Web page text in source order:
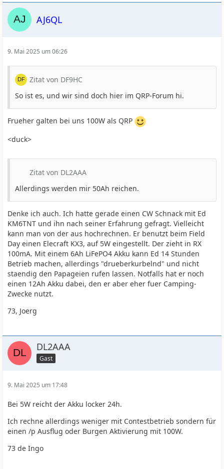
AJ6QL
9. Mai 2025 um 06:26
Zitat von DF9HC
So ist es, und wir sind doch hier im QRP-Forum hi.
Frueher galten bei uns 100W als QRP
<duck>
Zitat von DL2AAA
Allerdings werden mir 50Ah reichen.
Denke ich auch. Ich hatte gerade einen CW Schnack mit Ed
KM6TNT und ihn nach seiner Erfahrung gefragt. Vielleicht
kann man von der aus hochrechnen. Er benutzt beim Field
Day einen Elecraft KX3, auf 5W eingestellt. Der zieht in RX
100mA. Mit einem 6Ah LiFePO4 Akku kann Ed 14 Stunden
Betrieb machen, allerdings "drueberkurbelnd" und nicht
staendig den Papageien rufen lassen. Notfalls hat er noch
einen 12Ah Akku dabei, den er aber eher fuer Camping-
Zwecke nutzt.
73, Joerg
DL2AAA
Gast
9. Mai 2025 um 17:48
Bei 5W reicht der Akku locker 24h.
Ich rechne allerdings weniger mit Contestbetrieb sondern für
einen /p Ausflug oder Burgen Aktivierung mit 100W.
73 de Ingo